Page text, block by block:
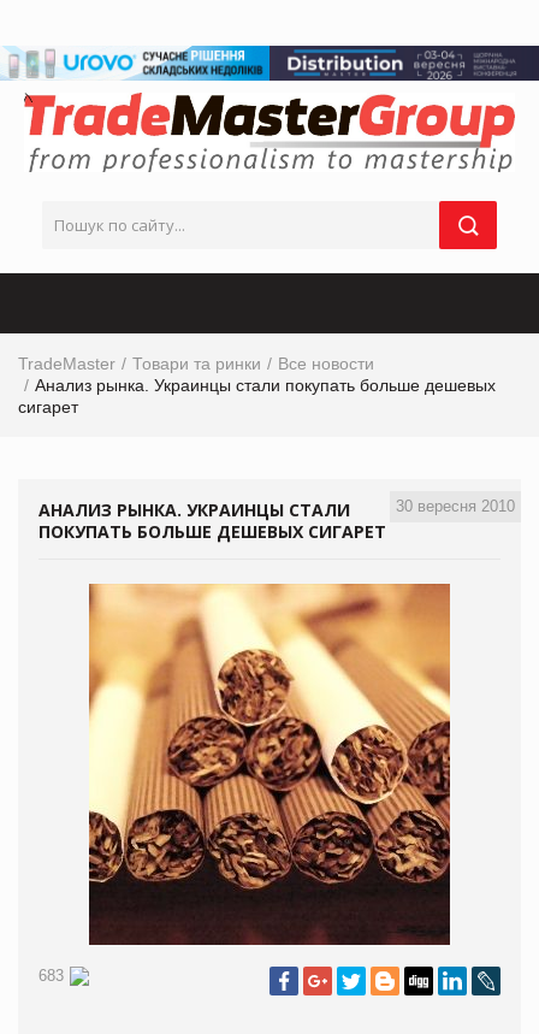
TradeMaster Товари та ринки
Все новости
Анализ рынка. Украинцы стали покупать больше дешевых
сигарет
30 вересня 2010
АНАЛИЗ РЫНКА. УКРАИНЦЫ СТАЛИ
ПОКУПАТЬ БОЛЬШЕ ДЕШЕВЫХ СИГАРЕТ
683